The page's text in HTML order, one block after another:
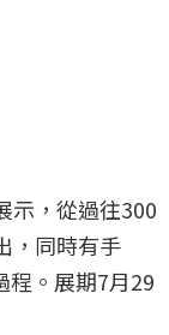
示，從過往300
，同時有手
程。展期7月29